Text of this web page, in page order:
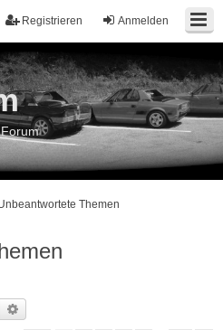
Anmelden
Registrieren
Themen
Suche